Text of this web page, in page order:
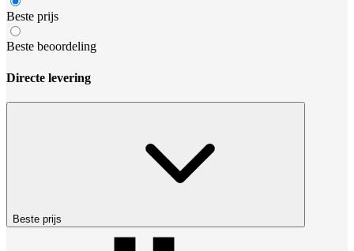
Beste prijs
Beste beoordeling
Directe levering
Beste prijs